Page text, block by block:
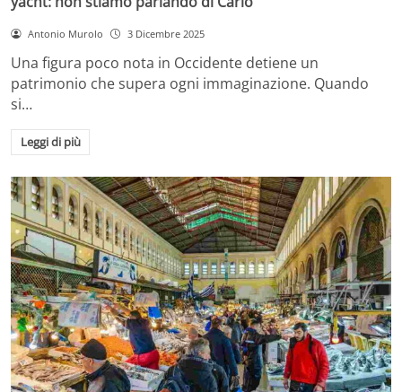
Antonio Murolo 3 Dicembre 2025
Una figura poco nota in Occidente detiene un
patrimonio che supera ogni immaginazione. Quando
si…
Leggi di più